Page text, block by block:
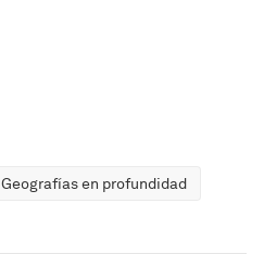
Geografías en profundidad